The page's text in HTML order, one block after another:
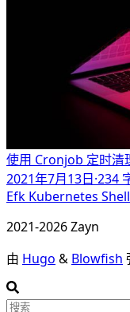
使用 Cronjob 定时清
2021年7月13日·234
Efk Kubernetes Shell
2021-2026 Zayn
由 Hugo & Blowfish